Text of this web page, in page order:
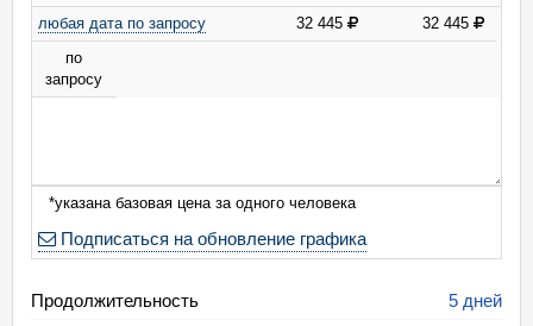
любая дата по запросу 32 445
32 445
по
запросу
*указана базовая цена за одного человека
Подписаться на обновление графика
Продолжительность
5 дней